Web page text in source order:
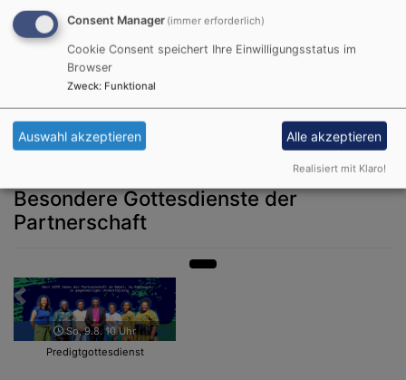
Feiern Sie mit! - 50 Jahre Partnerschaft mit der
wir ein besonderes Jubiläum: Seit 50 Jahren verbindet
das Dekanat Augsburg eine lebendige
Besondere Gottesdienste der
Partnerschaft
So, 9.8. 10 Uhr
Predigtgottesdienst
Zurück
Consent Manager (immer erforderlich)
Cookie Consent speichert Ihre Einwilligungsstatus im
Browser
Zweck: Funktional
Auswahl akzeptieren Alle akzeptieren
Realisiert mit Klaro!